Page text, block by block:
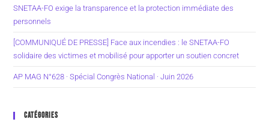
SNETAA-FO exige la transparence et la protection immédiate des
personnels
[COMMUNIQUÉ DE PRESSE] Face aux incendies : le SNETAA-FO
solidaire des victimes et mobilisé pour apporter un soutien concret
AP MAG N°628 · Spécial Congrès National · Juin 2026
CATÉGORIES